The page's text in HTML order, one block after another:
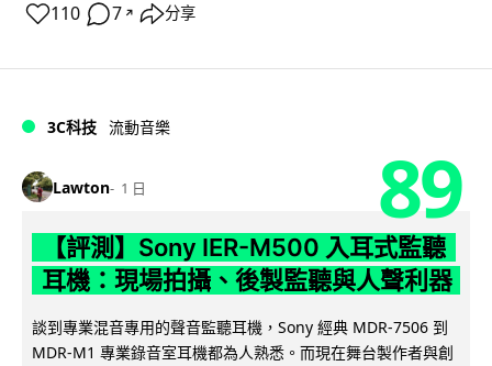
110 7 ↗ 分享
3C科技 流動音樂
Lawton 1 日 89
【評測】Sony IER-M500 入耳式監聽
耳機：現場拍攝、後製監聽與人聲利器
談到專業混音專用的聲音監聽耳機，Sony 經典 MDR-7506 到
MDR-M1 專業錄音室耳機都為人熟悉。而現在舞台製作者與創